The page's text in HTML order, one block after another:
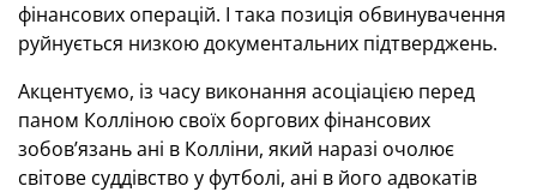
фінансових операцій. І така позиція обвинувачення
руйнується низкою документальних підтверджень.
Акцентуємо, із часу виконання асоціацією перед
паном Колліною своїх боргових фінансових
зобов’язань ані в Колліни, який наразі очолює
світове суддівство у футболі, ані в його адвокатів